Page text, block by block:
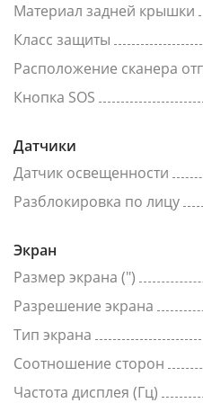
Материал задней крышки
Класс защиты
Расположение сканера
Кнопка SOS
Датчики
Датчик освещенности
Разблокировка по лицу
Экран
Размер экрана (")
Разрешение экрана
Тип экрана
Соотношение сторон
Частота дисплея (Гц)